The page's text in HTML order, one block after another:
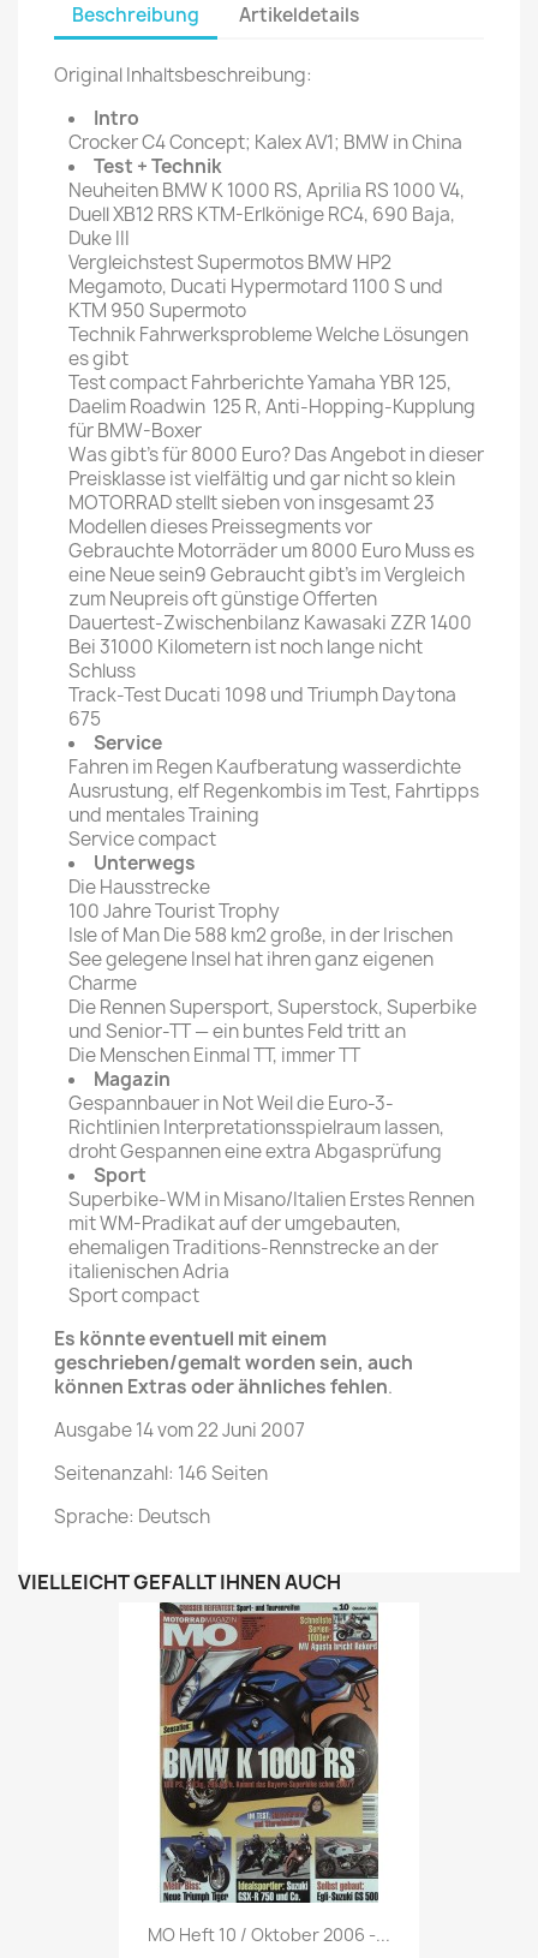
Beschreibung Artikeldetails
Original Inhaltsbeschreibung:
Intro
Crocker C4 Concept; Kalex AV1; BMW in China
Test + Technik
Neuheiten BMW K 1000 RS, Aprilia RS 1000 V4,
Duell XB12 RRS KTM-Erlkönige RC4, 690 Baja,
Duke III
Vergleichstest Supermotos BMW HP2
Megamoto, Ducati Hypermotard 1100 S und
KTM 950 Supermoto
Technik Fahrwerksprobleme Welche Lösungen
es gibt
Test compact Fahrberichte Yamaha YBR 125,
Daelim Roadwin 125 R, Anti-Hopping-Kupplung
für BMW-Boxer
Was gibt's für 8000 Euro? Das Angebot in dieser
Preisklasse ist vielfältig und gar nicht so klein
MOTORRAD stellt sieben von insgesamt 23
Modellen dieses Preissegments vor
Gebrauchte Motorräder um 8000 Euro Muss es
eine Neue sein9 Gebraucht gibt's im Vergleich
zum Neupreis oft günstige Offerten
Dauertest-Zwischenbilanz Kawasaki ZZR 1400
Bei 31000 Kilometern ist noch lange nicht
Schluss
Track-Test Ducati 1098 und Triumph Daytona
675
Service
Fahren im Regen Kaufberatung wasserdichte
Ausrustung, elf Regenkombis im Test, Fahrtipps
und mentales Training
Service compact
Unterwegs
Die Hausstrecke
100 Jahre Tourist Trophy
Isle of Man Die 588 km2 große, in der Irischen
See gelegene Insel hat ihren ganz eigenen
Charme
Die Rennen Supersport, Superstock, Superbike
und Senior-TT — ein buntes Feld tritt an
Die Menschen Einmal TT, immer TT
Magazin
Gespannbauer in Not Weil die Euro-3-
Richtlinien Interpretationsspielraum lassen,
droht Gespannen eine extra Abgasprüfung
Sport
Superbike-WM in Misano/Italien Erstes Rennen
mit WM-Pradikat auf der umgebauten,
ehemaligen Traditions-Rennstrecke an der
italienischen Adria
Sport compact
Es könnte eventuell mit einem
geschrieben/gemalt worden sein, auch
können Extras oder ähnliches fehlen.
Ausgabe 14 vom 22 Juni 2007
Seitenanzahl: 146 Seiten
Sprache: Deutsch
VIELLEICHT GEFÄLLT IHNEN AUCH
 Vorschau
MO Heft 10 / Oktober 2006 -...